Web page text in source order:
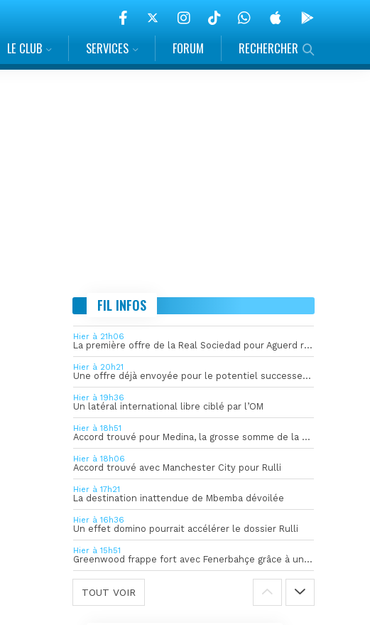
LE CLUB SERVICES FORUM RECHERCHER
FIL INFOS
Hier à 21h06
La première offre de la Real Sociedad pour Aguerd refusée par l’OM
Hier à 20h21
Une offre déjà envoyée pour le potentiel successeur de Rulli
Hier à 19h36
Un latéral international libre ciblé par l’OM
Hier à 18h51
Accord trouvé pour Medina, la grosse somme de la vente dévoilée
Hier à 18h06
Accord trouvé avec Manchester City pour Rulli
Hier à 17h21
La destination inattendue de Mbemba dévoilée
Hier à 16h36
Un effet domino pourrait accélérer le dossier Rulli
Hier à 15h51
Greenwood frappe fort avec Fenerbahçe grâce à un but spectaculaire
TOUT VOIR